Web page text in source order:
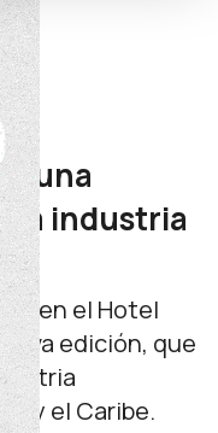
una
la industria
en el Hotel
edición, que
y el Caribe.